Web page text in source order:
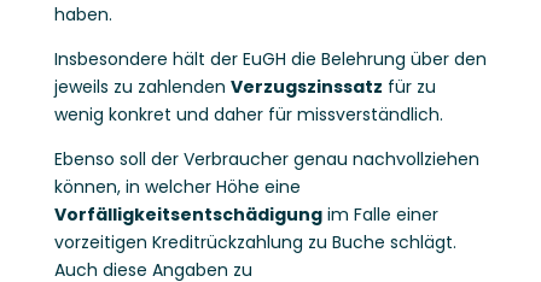
haben.
Insbesondere hält der EuGH die Belehrung über den
jeweils zu zahlenden Verzugszinssatz für zu
wenig konkret und daher für missverständlich.
Ebenso soll der Verbraucher genau nachvollziehen
können, in welcher Höhe eine
Vorfälligkeitsentschädigungim Falle einer
vorzeitigen Kreditrückzahlung zu Buche schlägt.
Auch diese Angaben zu